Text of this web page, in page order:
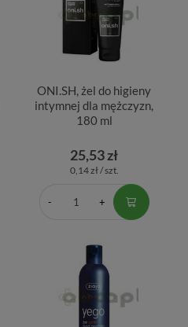
ONI.SH, żel do higieny
intymnej dla mężczyzn,
180 ml
25,53 zł
0,14 zł / szt.